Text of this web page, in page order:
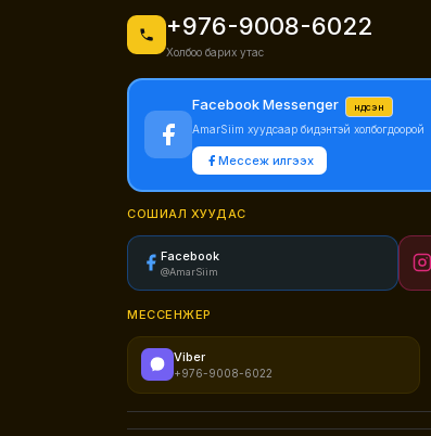
+976-9008-6022
Холбоо барих утас
Facebook Messenger Үндсэн
AmarSiim хуудсаар бидэнтэй холбогдоорой
Мессеж илгээх
СОШИАЛ ХУУДАС
Facebook
@AmarSiim
МЕССЕНЖЕР
Viber
+976-9008-6022